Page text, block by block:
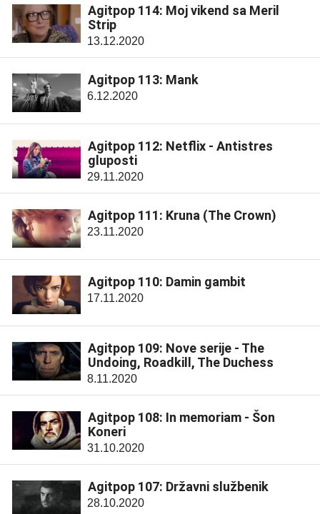
Agitpop 114: Moj vikend sa Meril
Strip
13.12.2020
Agitpop 113: Mank
6.12.2020
Agitpop 112: Netflix - Antistres
gluposti
29.11.2020
Agitpop 111: Kruna (The Crown)
23.11.2020
Agitpop 110: Damin gambit
17.11.2020
Agitpop 109: Nove serije - The
Undoing, Roadkill, The Duchess
8.11.2020
Agitpop 108: In memoriam - Šon
Koneri
31.10.2020
Agitpop 107: Državni službenik
28.10.2020